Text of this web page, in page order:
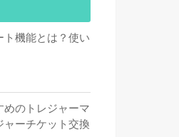
ト機能とは？使い
めのトレジャーマ
ャーチケット交換